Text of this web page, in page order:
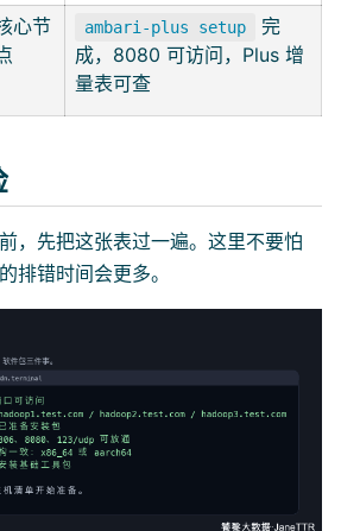
心节
ambari-plus setup
完
成，8080 可访问，Plus 增
量表可查
，先把这张表过一遍。这里不要怕
排错时间会更多。